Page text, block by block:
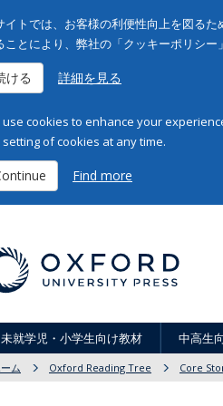
イトでは、お客様の利便性向上を図る
ことにより、弊社の「クッキーポリシ
ける 詳細を見る
use cookies to enhance your
of cookies at any time.
Find more
未就学児・小学生向け教材 中高生
ム Oxford Reading Tree Core